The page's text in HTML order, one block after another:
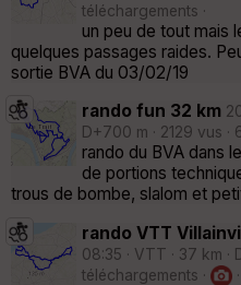
téléchargements ·
un peu de tout mais
quelques passages raides.
sortie BVA du 03/02/19
rando fun 32 km
D+700 m · 2129 vus ·
rando du BVA dans
de portions
trous de bombe, slalom et
rando VTT
08:35 · VTT · 37 km ·
téléchargements ·
·